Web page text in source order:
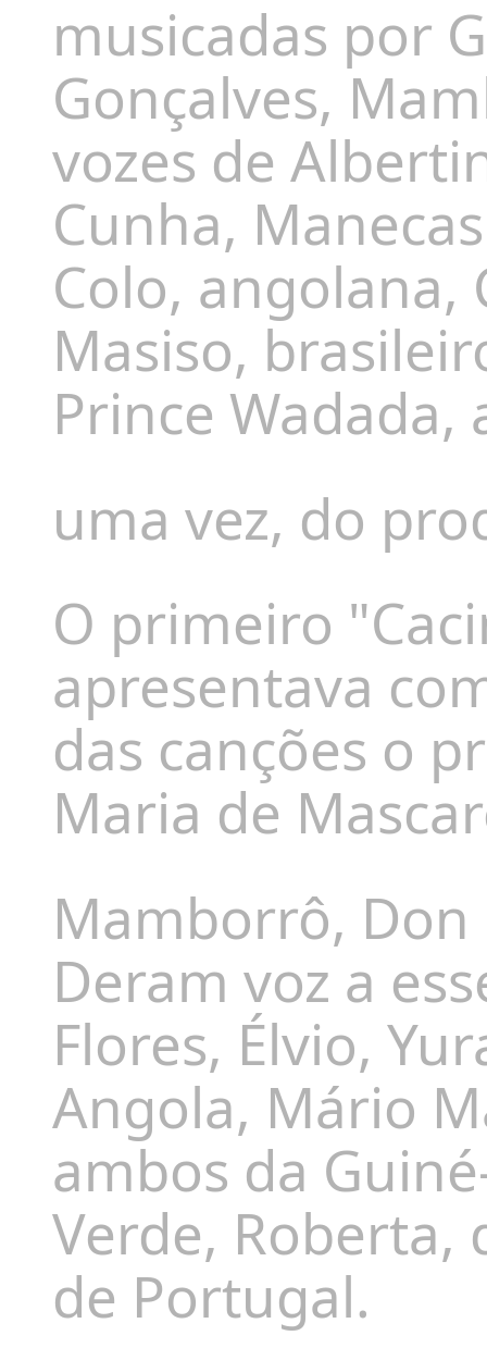
musicadas por
Gonçalves,
vozes de
Cunha,
Colo, angolana,
Masiso,
Prince Wadada,
uma vez, do
O primeiro
apresentava
dascanções o
Maria de
Mamborrô,
Deram voz a
Flores, Élvio,
Angola, Mário
ambos da
Verde,
de Portugal.